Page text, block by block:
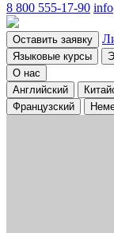
8 800 555-17-90
Оставить заявку
Языковые курсы
О нас
Английский
Французский